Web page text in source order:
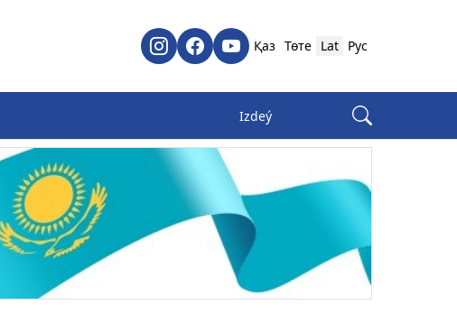
Қаз Төте Lat Рус